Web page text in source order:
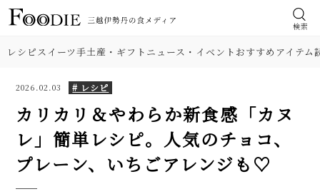
検索
レシピスイーツ手土産・ギフト ニュース・イベントおすすめアイテム
2026.02.03 # レシピ
カリカリ＆やわらか新食感「カヌ
レ」簡単レシピ。人気のチョコ、
プレーン、いちごアレンジも♡
【膨らまない悩み解消】シフォ
ンケーキの簡単レシピ。人気の
食材
【基本の塩分18%】手作り梅干
しのレシピ（作り方）。初めて